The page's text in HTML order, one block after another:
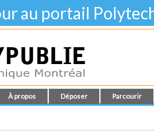
au portail
À propos Déposer Parcourir